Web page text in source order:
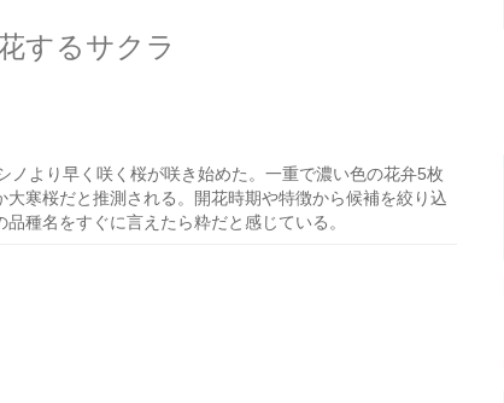
するサクラ
ノより早く咲く桜が咲き始めた。一重で濃い色の花弁5枚
寒桜だと推測される。開花時期や特徴から候補を絞り込
種名をすぐに言えたら粋だと感じている。